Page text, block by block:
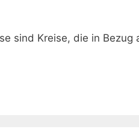
sind Kreise, die in